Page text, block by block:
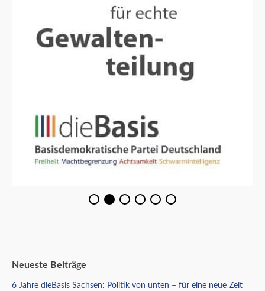
Neueste Beiträge
6 Jahre dieBasis Sachsen: Politik von unten – für eine neue Zeit